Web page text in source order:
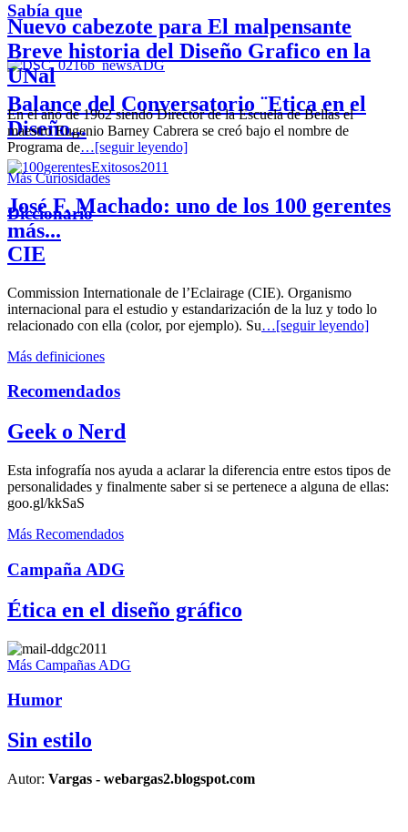
Nuevo cabezote para El malpensante
Balance del Conversatorio ¨Etica en el
Diseño...
José F. Machado: uno de los 100 gerentes
más...
Sabía que
Breve historia del Diseño Grafico en la
UNal
En el año de 1962 siendo Director de la Escuela de Bellas el
maestro Eugenio Barney Cabrera se creó bajo el nombre de
Programa de…[seguir leyendo]
Más Curiosidades
Diccionario
CIE
Commission Internationale de l’Eclairage (CIE). Organismo
internacional para el estudio y estandarización de la luz y todo lo
relacionado con ella (color, por ejemplo). Su…[seguir leyendo]
Más definiciones
Recomendados
Geek o Nerd
Esta infografía nos ayuda a aclarar la diferencia entre estos tipos de
personalidades y finalmente saber si se pertenece a alguna de ellas:
goo.gl/kkSaS
Más Recomendados
Campaña ADG
Ética en el diseño gráfico
Más Campañas ADG
Humor
Sin estilo
Autor: Vargas - webargas2.blogspot.com